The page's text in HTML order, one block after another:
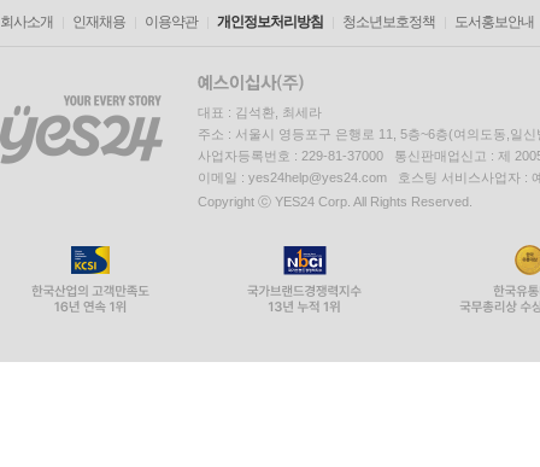
회사소개 인재채용 이용약관 개인정보처리방침 청소년보호정책 도서홍보안내
대표 : 김석환, 최세라
주소 : 서울시 영등포구 은행로 11, 5층~6층(여의도동,일신
사업자등록번호 : 229-81-37000 통신판매업신고 : 제
이메일 : yes24help@yes24.com 호스팅 서비스사업자 :
Copyright ⓒ YES24 Corp. All Rights Reserved.